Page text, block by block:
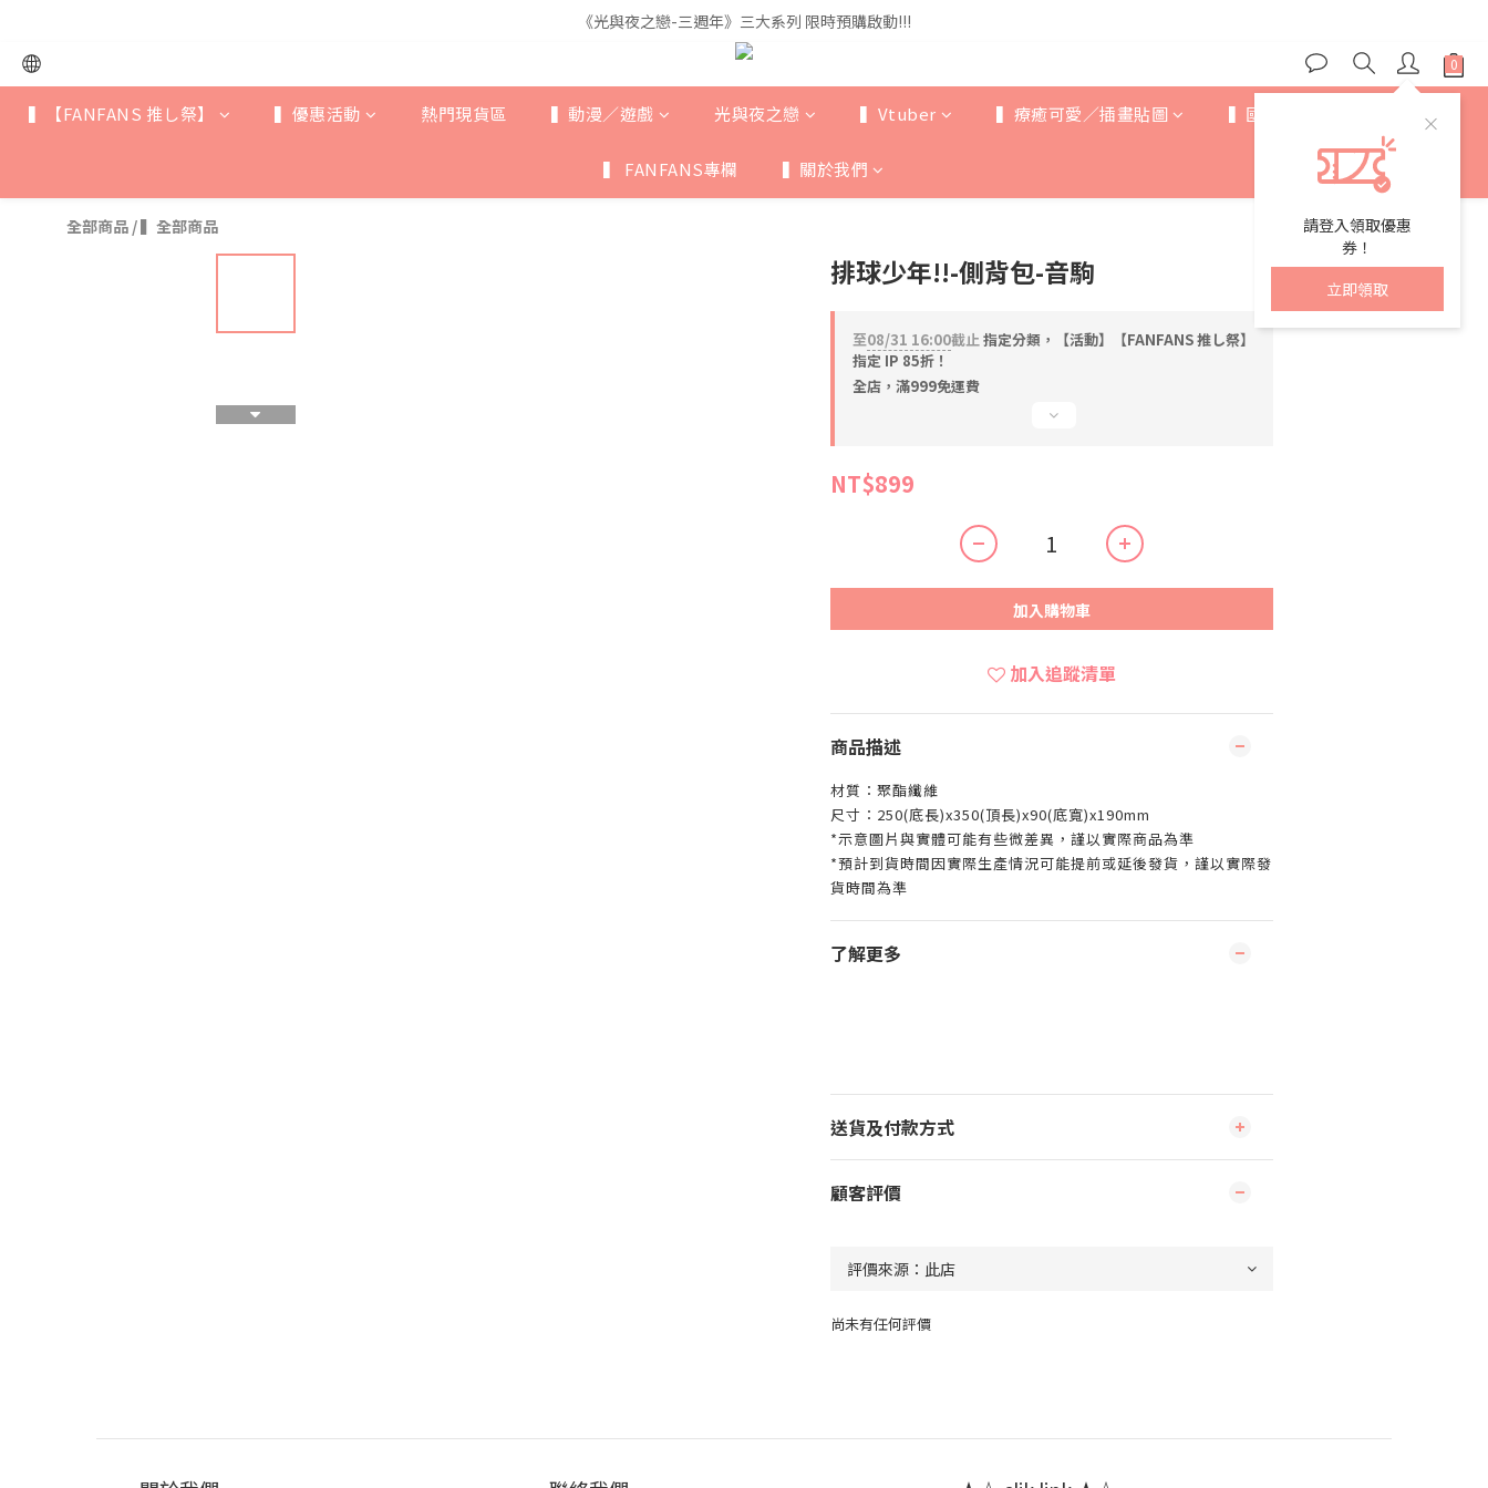
《光與夜之戀-三週年》三大系列 限時預購啟動!!!
《光與夜之戀-三週年》三大系列 限時預購啟動!!!
全館滿$999即享免運🚛
《光與夜之戀-三週年》三大系列 限時預購啟動!!!
請登入領取優惠
券！
立即領取
▍【FANFANS 推し祭】 ▍優惠活動 熱門現貨區 ▍動漫／遊戲 光與夜之戀 ▍Vtuber ▍療癒可愛／插畫貼圖 ▍國際IP ▍歐美卡通
▍ FANFANS專欄 ▍關於我們
全部商品 /▍全部商品
排球少年!!-側背包-音駒
至08/31 16:00截止指定分類，【活動】【FANFANS 推し祭】
指定 IP 85折！
全店，滿999免運費
NT$899
加入購物車
加入追蹤清單
商品描述
材質：聚酯纖維
尺寸：250(底長)x350(頂長)x90(底寬)x190mm
*示意圖片與實體可能有些微差異，謹以實際商品為準
*預計到貨時間因實際生產情況可能提前或延後發貨，謹以實際發
貨時間為準
了解更多
送貨及付款方式
顧客評價
尚未有任何評價